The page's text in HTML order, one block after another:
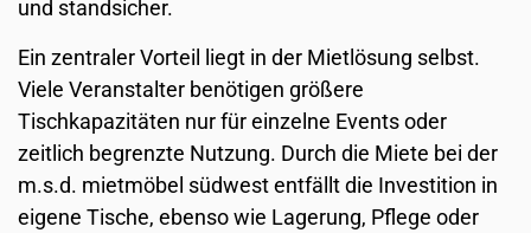
und standsicher.
Ein zentraler Vorteil liegt in der Mietlösung selbst.
Viele Veranstalter benötigen größere
Tischkapazitäten nur für einzelne Events oder
zeitlich begrenzte Nutzung. Durch die Miete bei der
m.s.d. mietmöbel südwest entfällt die Investition in
eigene Tische, ebenso wie Lagerung, Pflege oder